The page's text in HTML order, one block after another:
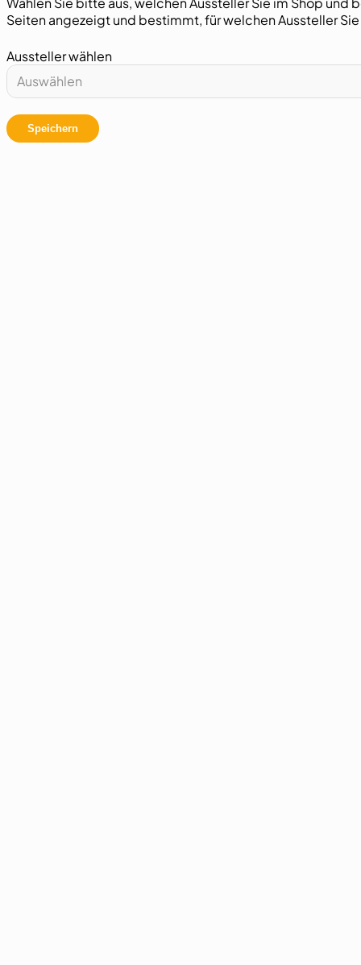
Seiten angezeigt und bestimmt, für welchen Aussteller
Aussteller wählen
Auswählen
Speichern